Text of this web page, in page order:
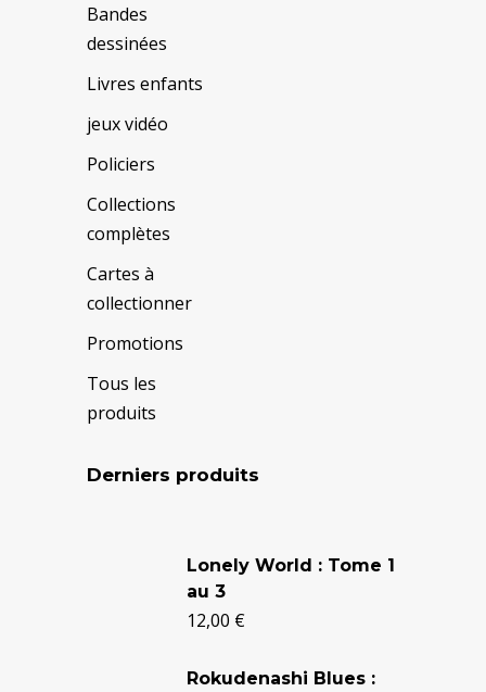
Bandes
dessinées
Livres enfants
jeux vidéo
Policiers
Collections
complètes
Cartes à
collectionner
Promotions
Tous les
produits
Derniers produits
Lonely World : Tome 1
au 3
12,00 €
Rokudenashi Blues :